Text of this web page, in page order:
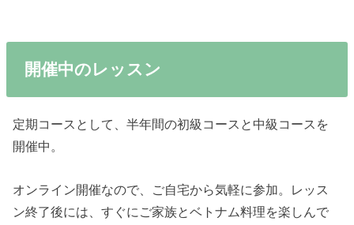
開催中のレッスン
定期コースとして、半年間の初級コースと中級コースを
開催中。
オンライン開催なので、ご自宅から気軽に参加。レッス
ン終了後には、すぐにご家族とベトナム料理を楽しんで